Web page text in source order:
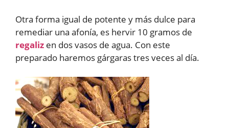
Otra forma igual de potente y más dulce para
remediar una afonía, es hervir 10 gramos de
regaliz en dos vasos de agua. Con este
preparado haremos gárgaras tres veces al día.